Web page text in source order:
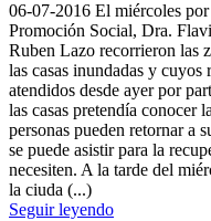
06-07-2016 El miércoles
Promoción Social, Dra.
Ruben Lazo recorrieron las
las casas inundadas y cuyos
atendidos desde ayer por
las casas pretendía conocer
personas pueden retornar a
se puede asistir para la
necesiten. A la tarde del
la ciuda (...)
Seguir leyendo